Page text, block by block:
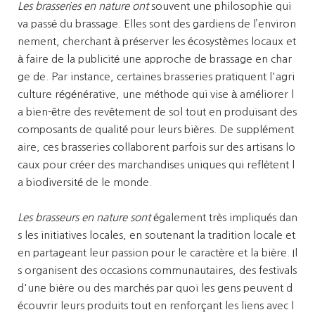
Les brasseries en nature ontsouvent une philosophie qui
va passé du brassage. Elles sont des gardiens de l’environ
nement, cherchant à préserver les écosystèmes locaux et
à faire de la publicité une approche de brassage en char
ge de. Par instance, certaines brasseries pratiquent l'agri
culture régénérative, une méthode qui vise à améliorer l
a bien-être des revêtement de sol tout en produisant des
composants de qualité pour leurs bières. De supplément
aire, ces brasseries collaborent parfois sur des artisans lo
caux pour créer des marchandises uniques qui reflètent l
a biodiversité de le monde.
Les brasseurs en nature sontégalement très impliqués dan
s les initiatives locales, en soutenant la tradition locale et
en partageant leur passion pour le caractère et la bière. Il
s organisent des occasions communautaires, des festivals
d'une bière ou des marchés par quoi les gens peuvent d
écouvrir leurs produits tout en renforçant les liens avec l